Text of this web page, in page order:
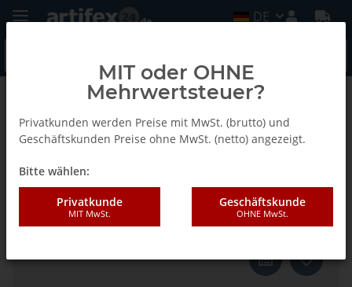
DE
Zurück zur Liste Fein
Fein Schleifblätter für
Schleiffinger, Korn 100, VE 20 St
MIT oder OHNE
Mehrwertsteuer?
Privatkunden werden Preise mit MwSt. (brutto) und
Geschäftskunden Preise ohne MwSt. (netto) angezeigt.
Bitte wählen:
Privatkunde
MIT MwSt.
Geschäftskunde
OHNE MwSt.